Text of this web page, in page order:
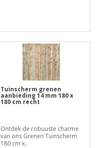
Tuinscherm grenen
aanbieding 14 mm 180 x
180 cm recht
Ontdek de robuuste charme
van ons Grenen Tuinscherm
180 cm x..